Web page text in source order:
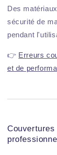
Des
sécurité de
pendant
👉 Erreurs
et de